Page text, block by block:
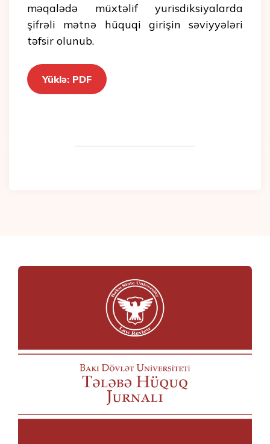
məqalədə müxtəlif yurisdiksiyalarda
şifrəli mətnə hüquqi girişin səviyyələri
təfsir olunub.
Yüklə: PDF